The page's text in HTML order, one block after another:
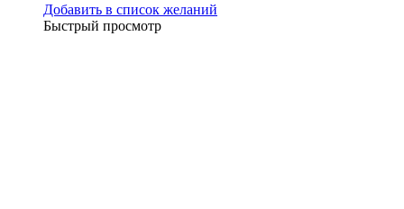
Добавить в список желаний
Быстрый просмотр